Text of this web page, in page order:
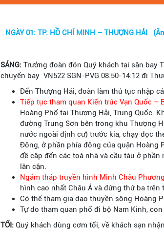
NGÀY 01: TP. HỒ CHÍ MINH – THƯỢNG HẢI
SÁNG: Trưởng đoàn đón Quý khách tại sân bay
chuyến bay VN522 SGN-PVG 08:50-14:12 đi
Đến Thượng Hải, đoàn làm thủ tục nhập
Tiếp tục tham quan Kiến trúc Vạn Quốc –
Hoàng Phố tại Thượng Hải, Trung Quốc.
đường Trung Sơn bên trong khu Thượng
nước ngoài định cư) trước kia, chạy dọc
Đông, ở phần phía đông của quận Hoàng
đề cập đến các toà nhà và cầu tàu ở
lân cận.
Ngắm tháp truyền hình Minh Châu
hình cao nhất Châu Á và đứng thứ ba trên
Có thể tham gia dạo thuyền sông Hoàng
Tự do tham quan phố đi bộ Nam Kinh,
TỐI: Quý khách dùng cơm tối, về khách sạn